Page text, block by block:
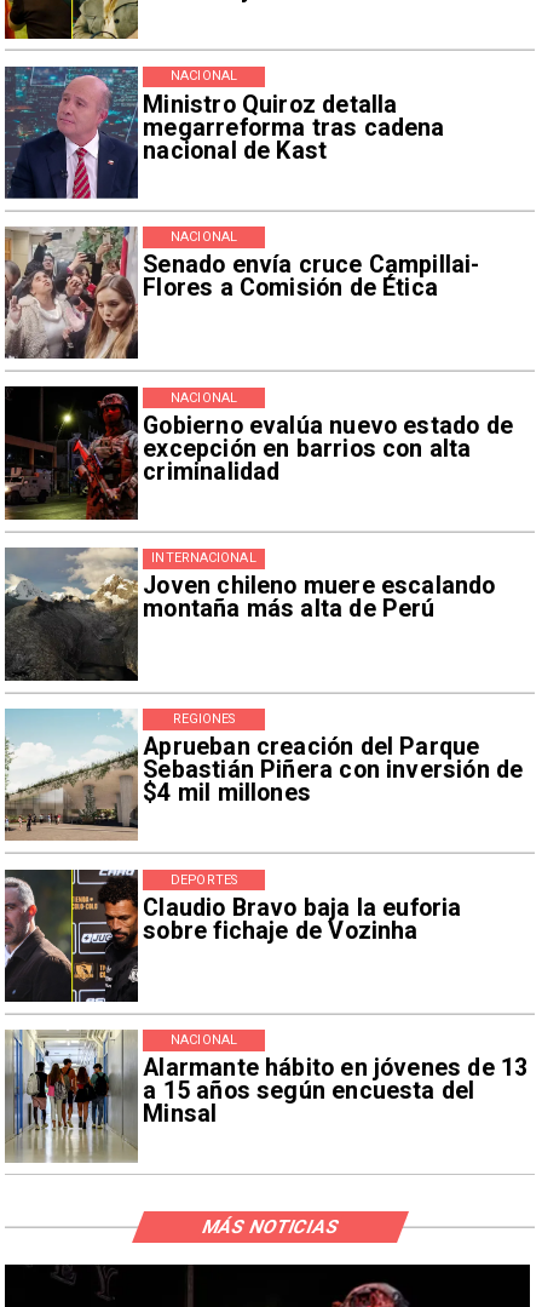
Ministro Quiroz detalla
megarreforma tras cadena
nacional de Kast
NACIONAL
Senado envía cruce Campillai-
Flores a Comisión de Ética
NACIONAL
Gobierno evalúa nuevo estado de
excepción en barrios con alta
criminalidad
NACIONAL
Joven chileno muere escalando
montaña más alta de Perú
INTERNACIONAL
Aprueban creación del Parque
Sebastián Piñera con inversión de
$4 mil millones
REGIONES
Claudio Bravo baja la euforia
sobre fichaje de Vozinha
DEPORTES
Alarmante hábito en jóvenes de 13
a 15 años según encuesta del
Minsal
NACIONAL
MÁS NOTICIAS